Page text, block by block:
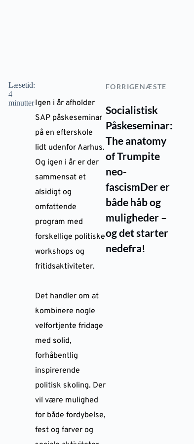
Læsetid:
4
minutterIgen i år afholder
SAP påskeseminar
på en efterskole
lidt udenfor Aarhus.
Og igen i år er der
sammensat et
alsidigt og
omfattende
program med
forskellige politiske
workshops og
fritidsaktiviteter.
Det handler om at
kombinere nogle
velfortjente fridage
med solid,
forhåbentlig
inspirerende
politisk skoling. Der
vil være mulighed
for både fordybelse,
fest og farver og
FORRIGENÆSTE
Socialistisk
Påskeseminar:
The anatomy
of Trumpite
neo-
fascismDer er
både håb og
muligheder –
og det starter
nedefra!